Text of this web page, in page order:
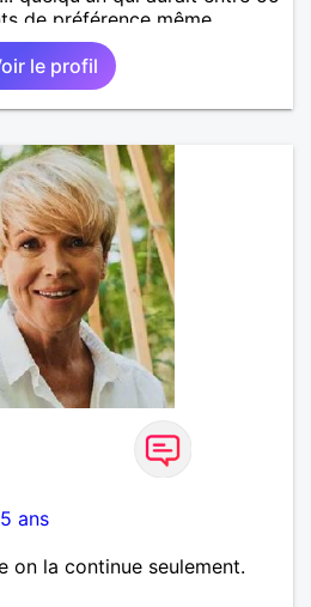
de préférence même
garder aucun contact avec
vous correspondez à ma
je vous répondrai...
le profil
ans
on la continue seulement.